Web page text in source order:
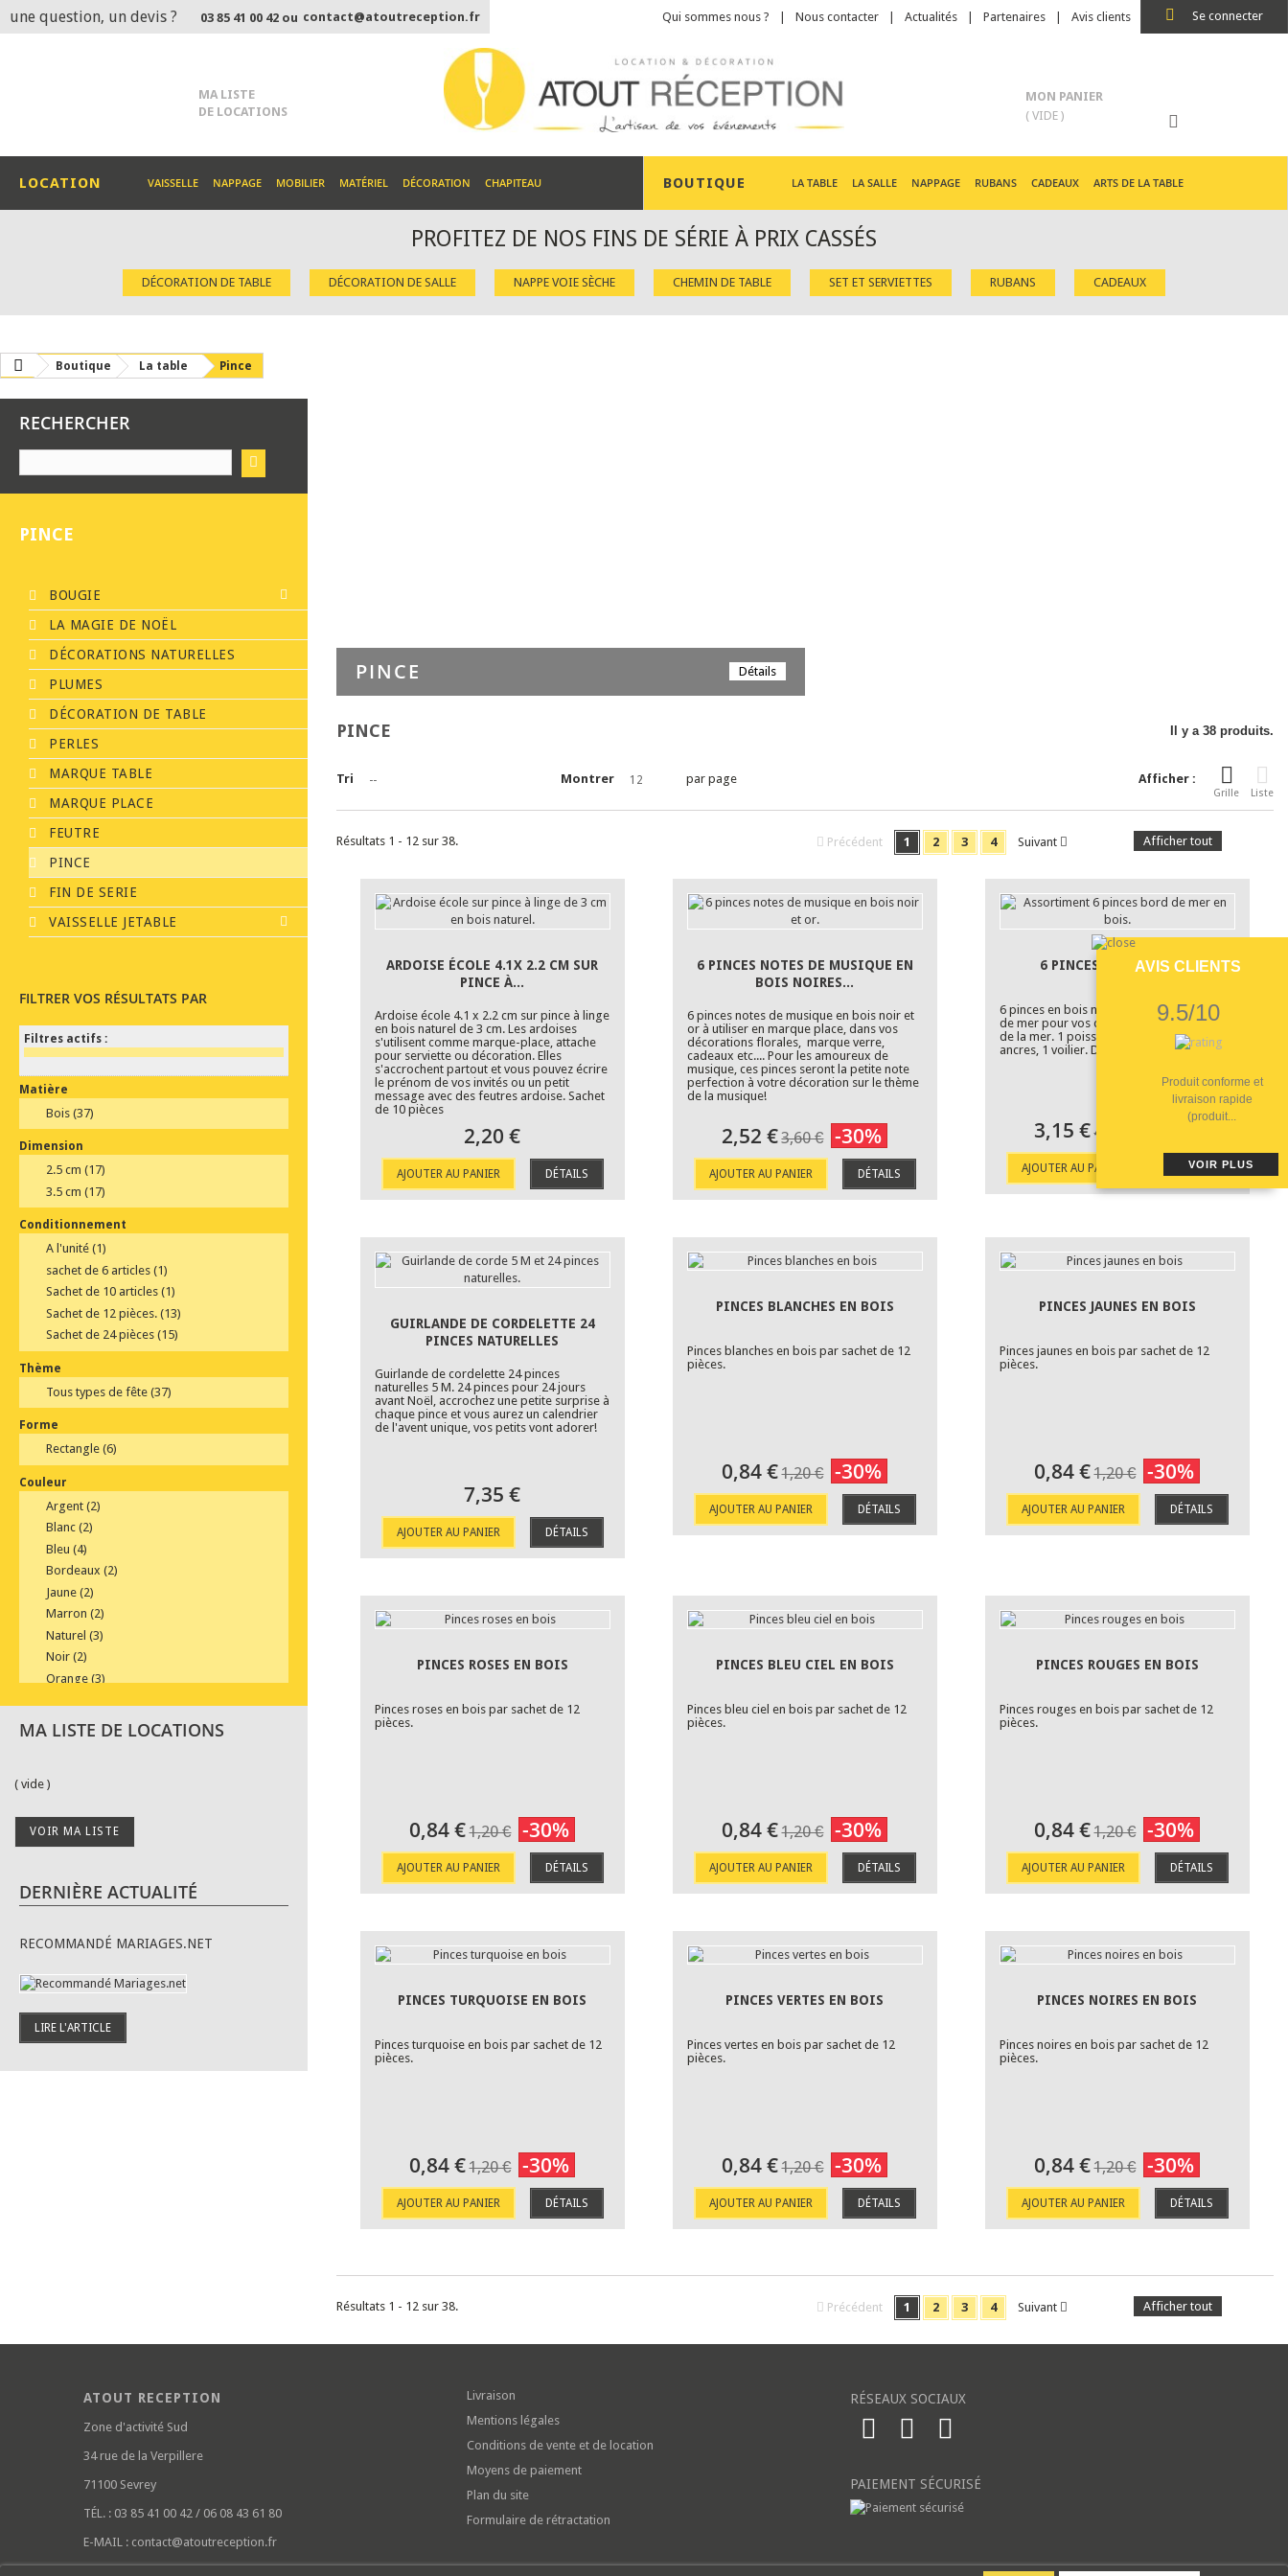
Se connecter
Qui sommes nous ? Nous contacter Actualités Partenaires Avis clients
une question, un devis ? 03 85 41 00 42 ou contact@atoutreception.fr
MA LISTE
DE LOCATIONS
MON PANIER
( VIDE )
LOCATION VAISSELLE NAPPAGE MOBILIER MATÉRIEL DÉCORATION CHAPITEAU BOUTIQUE LA TABLE LA SALLE NAPPAGE RUBANS CADEAUX ARTS DE LA TABLE
PROFITEZ DE NOS FINS DE SÉRIE À PRIX CASSÉS
DÉCORATION DE TABLE DÉCORATION DE SALLE NAPPE VOIE SÈCHE CHEMIN DE TABLE SET ET SERVIETTES RUBANS CADEAUX
Boutique La table Pince
RECHERCHER
PINCE
BOUGIE
LA MAGIE DE NOËL
DÉCORATIONS NATURELLES
PLUMES
DÉCORATION DE TABLE
PERLES
MARQUE TABLE
MARQUE PLACE
FEUTRE
PINCE
FIN DE SERIE
VAISSELLE JETABLE
FILTRER VOS RÉSULTATS PAR
Filtres actifs :
Matière
Bois (37)
Dimension
2.5 cm (17)
3.5 cm (17)
Conditionnement
A l'unité (1)
sachet de 6 articles (1)
Sachet de 10 articles (1)
Sachet de 12 pièces. (13)
Sachet de 24 pièces (15)
Thème
Tous types de fête (37)
Forme
Rectangle (6)
Couleur
Argent (2)
Blanc (2)
Bleu (4)
Bordeaux (2)
Jaune (2)
Marron (2)
Naturel (3)
Noir (2)
Orange (3)
Rose fuchsia(2)
Violet
MA LISTE DE LOCATIONS
( vide )
VOIR MA LISTE
DERNIÈRE ACTUALITÉ
RECOMMANDÉ MARIAGES.NET
LIRE L'ARTICLE
PINCE Détails
PINCE Il y a 38 produits.
Afficher :
Grille Liste
Tri -- Montrer 12 par page
Afficher tout
Précédent 1 2 3 4 Suivant
Résultats 1 - 12 sur 38.
ARDOISE ÉCOLE 4.1X 2.2 CM SUR
PINCE À...
Ardoise école 4.1 x 2.2 cm sur pince à linge
en bois naturel de 3 cm. Les ardoises
s'utilisent comme marque-place, attache
pour serviette ou décoration. Elles
s'accrochent partout et vous pouvez écrire
le prénom de vos invités ou un petit
message avec des feutres ardoise. Sachet
de 10 pièces
2,20 €
AJOUTER AU PANIER DÉTAILS
6 PINCES NOTES DE MUSIQUE EN
BOIS NOIRES...
6 pinces notes de musique en bois noir et
or à utiliser en marque place, dans vos
décorations florales, marque verre,
cadeaux etc.... Pour les amoureux de
musique, ces pinces seront la petite note
perfection à votre décoration sur le thème
de la musique!
2,52 €3,60 € -30%
AJOUTER AU PANIER DÉTAILS
6 PINCES BORD DE MER.
6 pinces en bois naturel avec sujets bord
de mer pour vos décorations sur le thème
de la mer. 1 poisson, 2 hypocampes, 2
ancres, 1 voilier. Dimensions :1,5 x 4,5 cm.
3,15 €4,50 € -30%
AJOUTER AU PANIER DÉTAILS
GUIRLANDE DE CORDELETTE 24
PINCES NATURELLES
Guirlande de cordelette 24 pinces
naturelles 5 M. 24 pinces pour 24 jours
avant Noël, accrochez une petite surprise à
chaque pince et vous aurez un calendrier
de l'avent unique, vos petits vont adorer!
7,35 €
AJOUTER AU PANIER DÉTAILS
PINCES BLANCHES EN BOIS
Pinces blanches en bois par sachet de 12
pièces.
0,84 €1,20 € -30%
AJOUTER AU PANIER DÉTAILS
PINCES JAUNES EN BOIS
Pinces jaunes en bois par sachet de 12
pièces.
0,84 €1,20 € -30%
AJOUTER AU PANIER DÉTAILS
PINCES ROSES EN BOIS
Pinces roses en bois par sachet de 12
pièces.
0,84 €1,20 € -30%
AJOUTER AU PANIER DÉTAILS
PINCES BLEU CIEL EN BOIS
Pinces bleu ciel en bois par sachet de 12
pièces.
0,84 €1,20 € -30%
AJOUTER AU PANIER DÉTAILS
PINCES ROUGES EN BOIS
Pinces rouges en bois par sachet de 12
pièces.
0,84 €1,20 € -30%
AJOUTER AU PANIER DÉTAILS
PINCES TURQUOISE EN BOIS
Pinces turquoise en bois par sachet de 12
pièces.
0,84 €1,20 € -30%
AJOUTER AU PANIER DÉTAILS
PINCES VERTES EN BOIS
Pinces vertes en bois par sachet de 12
pièces.
0,84 €1,20 € -30%
AJOUTER AU PANIER DÉTAILS
PINCES NOIRES EN BOIS
Pinces noires en bois par sachet de 12
pièces.
0,84 €1,20 € -30%
AJOUTER AU PANIER DÉTAILS
Afficher tout
Précédent 1 2 3 4 Suivant
Résultats 1 - 12 sur 38.
ATOUT RECEPTION
Zone d'activité Sud
34 rue de la Verpillere
71100 Sevrey
TÉL. : 03 85 41 00 42 / 06 08 43 61 80
E-MAIL : contact@atoutreception.fr
Livraison
Mentions légales
Conditions de vente et de location
Moyens de paiement
Plan du site
Formulaire de rétractation
RÉSEAUX SOCIAUX
PAIEMENT SÉCURISÉ
AVIS CLIENTS
9.5/10
Produit conforme et
livraison rapide
(produit...
VOIR PLUS